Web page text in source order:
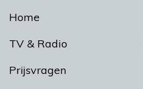
Home
TV & Radio
Prijsvragen